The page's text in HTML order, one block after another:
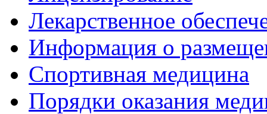
Лекарственное
Информация о
Спортивная медицина
Порядки оказания